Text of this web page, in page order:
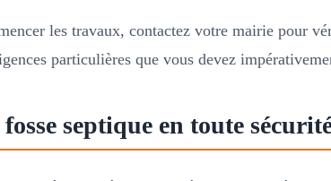
les travaux, contactez votre mairie pour
particulières que vous devez
septique en toute